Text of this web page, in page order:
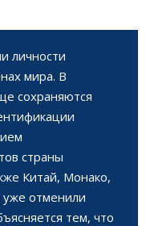
личности
мира. В
сохраняются
страны
Китай, Монако,
отменили
тем, что